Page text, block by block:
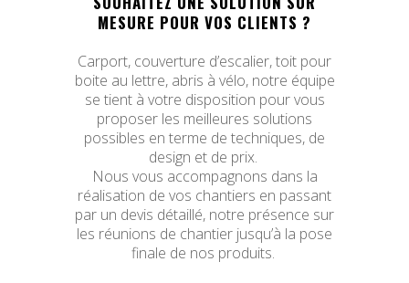
MESURE POUR VOS CLIENTS ?
Carport, couverture d’escalier, toit pour
boite au lettre, abris à vélo, notre équipe
se tient à votre disposition pour vous
proposer les meilleures solutions
possibles en terme de techniques, de
design et de prix.
Nous vous accompagnons dans la
réalisation de vos chantiers en passant
par un devis détaillé, notre présence sur
les réunions de chantier jusqu’à la pose
finale de nos produits.